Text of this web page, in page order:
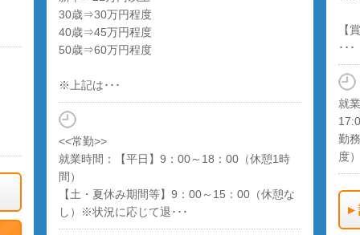
30歳⇒30万円程度
40歳⇒45万円程度
50歳⇒60万円程度
※上記は･･･
<<常勤>>
就業時間：【平日】9：00～18：00（休憩1時
間）
【土・夏休み期間等】9：00～15：00（休憩な
し）※状況に応じて退･･･
【
･･･
就
勤
度）